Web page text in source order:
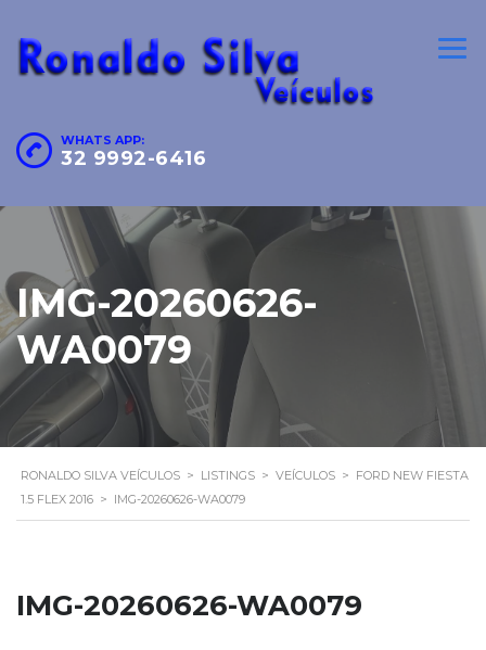
WHATS APP:
32 9992-6416
IMG-20260626-
WA0079
RONALDO SILVA VEÍCULOS > LISTINGS > VEÍCULOS > FORD NEW FIESTA
1.5 FLEX 2016 > IMG-20260626-WA0079
IMG-20260626-WA0079